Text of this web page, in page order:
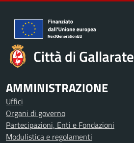
Città di Gallarate
AMMINISTRAZIONE
Uffici
Organi di governo
Partecipazioni, Enti e Fondazioni
Modulistica e regolamenti